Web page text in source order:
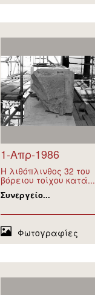
1-Απρ-1986
Η λιθόπλινθος 32 του
βόρειου τοίχου κατά...
Συνεργείο...
Φωτογραφίες